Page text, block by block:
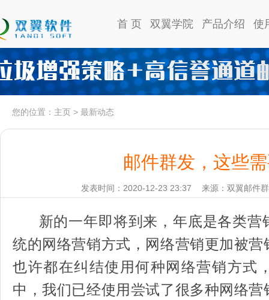
首 页 双翼学院 产品介绍 使
您的位置： 主页 > 最新动态
邮件群发，这些
发表时间：2020-12-23 23:37 来源：双翼邮件
新的一年即将到来，年底是各类营
统的网络营销方式，网络营销更加被
也许都在纠结使用何种网络营销方式
中，我们已经使用尝试了很多种网络